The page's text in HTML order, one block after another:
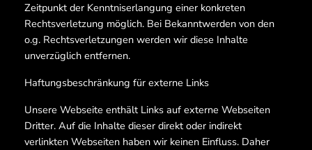
Zeitpunkt der Kenntniserlangung einer konkreten
Rechtsverletzung möglich. Bei Bekanntwerden von den
o.g. Rechtsverletzungen werden wir diese Inhalte
unverzüglich entfernen.
Haftungsbeschränkung für externe Links
Unsere Webseite enthält Links auf externe Webseiten
Dritter. Auf die Inhalte dieser direkt oder indirekt
verlinkten Webseiten haben wir keinen Einfluss. Daher